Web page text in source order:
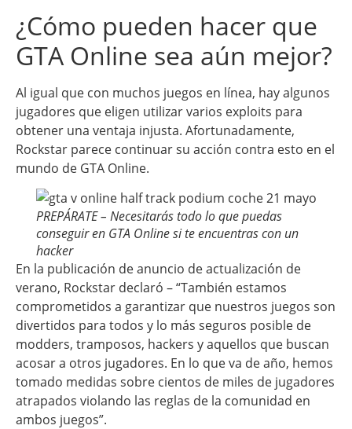
¿Cómo pueden hacer que
GTA Online sea aún mejor?
Al igual que con muchos juegos en línea, hay algunos
jugadores que eligen utilizar varios exploits para
obtener una ventaja injusta. Afortunadamente,
Rockstar parece continuar su acción contra esto en el
mundo de GTA Online.
PREPÁRATE – Necesitarás todo lo que puedas
conseguir en GTA Online si te encuentras con un
hacker
En la publicación de anuncio de actualización de
verano, Rockstar declaró – “También estamos
comprometidos a garantizar que nuestros juegos son
divertidos para todos y lo más seguros posible de
modders, tramposos, hackers y aquellos que buscan
acosar a otros jugadores. En lo que va de año, hemos
tomado medidas sobre cientos de miles de jugadores
atrapados violando las reglas de la comunidad en
ambos juegos”.